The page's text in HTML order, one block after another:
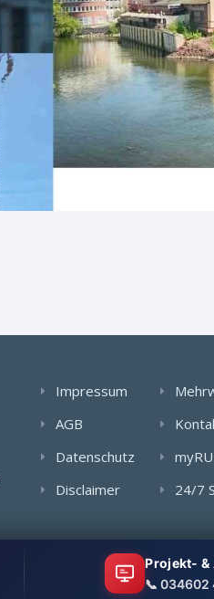
Impressum
AGB
Datenschutz
Disclaimer
24/7
Projekt- &
📞